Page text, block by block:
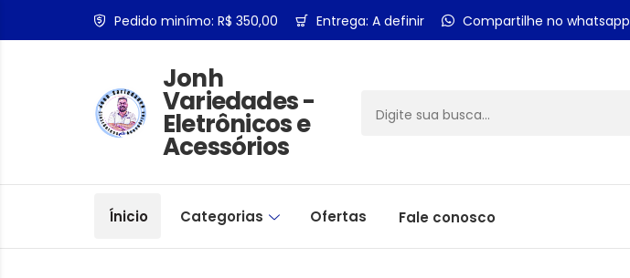
Pedido minímo: R$ 350,00 Entrega: A definir Compartilhe no whatsapp
Jonh
Variedades -
Eletrônicos e
Acessórios
Ínicio Categorias Ofertas Fale conosco